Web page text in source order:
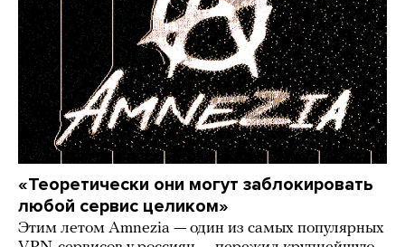
«Теоретически они могут заблокировать
любой сервис целиком»
Этим летом Amnezia — один из самых популярных